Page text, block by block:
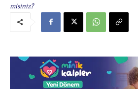
misiniz?